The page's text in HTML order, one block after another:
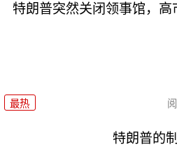
特朗普突然关闭领事馆，高
最热
特朗普的